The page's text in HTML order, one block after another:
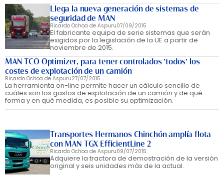
Llega la nueva generación de sistemas de
seguridad de MAN
Ricardo Ochoa de Aspuru07/09/2015
El fabricante equipa de serie sistemas que serán
exigidos por la legislación de la UE a partir de
noviembre de 2015.
MAN TCO Optimizer, para tener controlados 'todos' los
costes de explotación de un camión
Ricardo Ochoa de Aspuru27/07/2015
La herramienta on-line permite hacer un cálculo sencillo de
cuáles son los gastos de explotación de un camión y de qué
forma y en qué medida, es posible su optimización.
Transportes Hermanos Chinchón amplía flota
con MAN TGX EfficientLine 2
Ricardo Ochoa de Aspuru09/07/2015
Adquiere la tractora de demostración de la versión
original y seis unidades más de la actual.